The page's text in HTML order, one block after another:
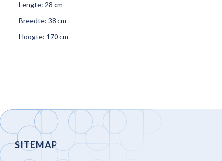
- Lengte: 28 cm
- Breedte: 38 cm
- Hoogte: 170 cm
SITEMAP